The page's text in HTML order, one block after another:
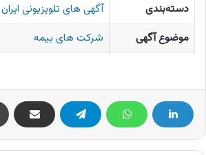
دسته‌بندی
آگهی های تلویزیونی ایران
موضوع آگهی
شرکت های بیمه